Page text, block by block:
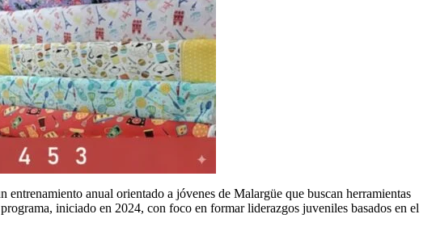
anual orientado a jóvenes de Malargüe que buscan herramientas
iniciado en 2024, con foco en formar liderazgos juveniles basados en el